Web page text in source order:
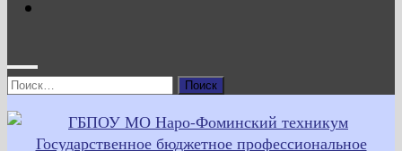
Найти: